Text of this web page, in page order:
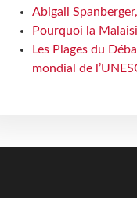
Abigail
Pourquoi la
Les Plages du
mondial de